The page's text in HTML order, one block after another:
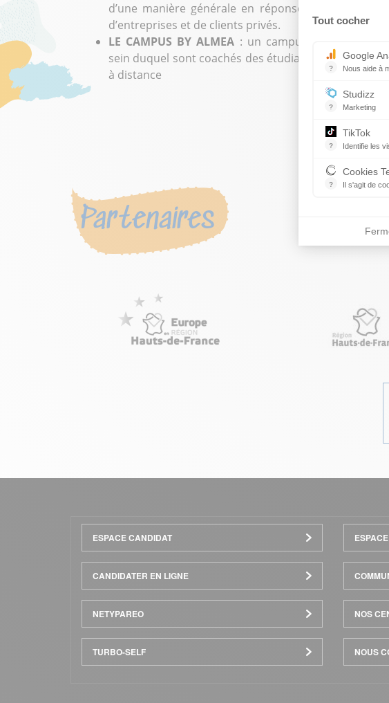
Tout cocher
?
Google
Nous aide à
?
Studizz
Marketing
?
TikTok
Identifie les
?
Cookies
Il s'agit de
d’une manière générale en réponse à tous besoins
d’entreprises et de clients privés.
LE CAMPUS BY ALMEA : un campus numérique au
sein duquel sont coachés des étudiants en formation
à distance
Partenaires
Menu
Pied
de
page
ESPACE CANDIDAT
CANDIDATER EN LIGNE
NETYPAREO NOS
TURBO-SELF NOUS